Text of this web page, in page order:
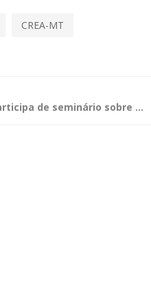
CREA-MT
TCE-MS participa de seminário sobre valores das modalidades licitatórias no Estado